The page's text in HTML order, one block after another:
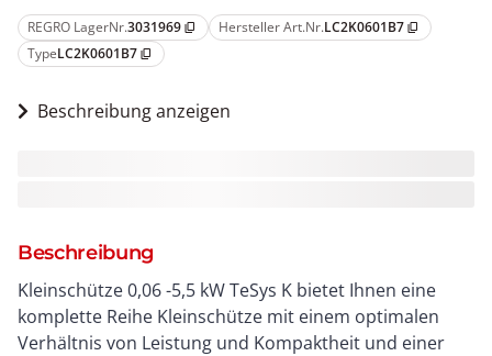
REGRO LagerNr.3031969 content_copy Hersteller Art.Nr.LC2K0601B7 content_copy
TypeLC2K0601B7 content_copy
Beschreibung anzeigen
Beschreibung
Kleinschütze 0,06 -5,5 kW TeSys K bietet Ihnen eine
komplette Reihe Kleinschütze mit einem optimalen
Verhältnis von Leistung und Kompaktheit und einer